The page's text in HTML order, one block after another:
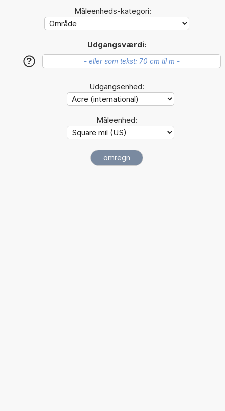
Måleenheds-kategori:
Udgangsværdi:
?
Udgangsenhed:
Måleenhed: